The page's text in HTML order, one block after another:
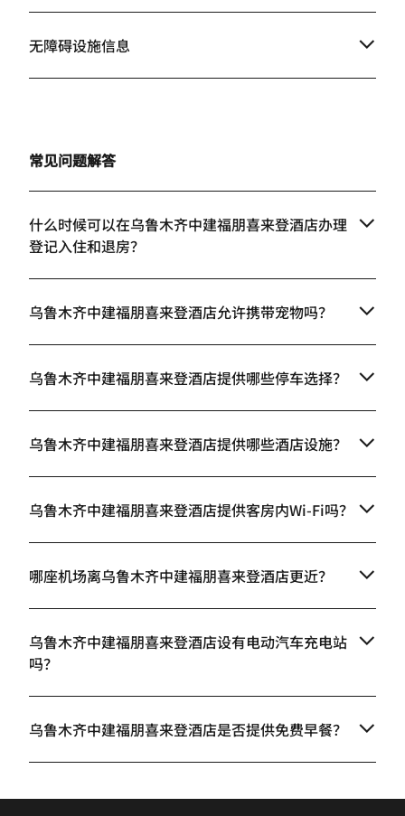
无障碍设施信息
常见问题解答
什么时候可以在乌鲁木齐中建福朋喜来登酒店办理
登记入住和退房？
乌鲁木齐中建福朋喜来登酒店允许携带宠物吗？
乌鲁木齐中建福朋喜来登酒店提供哪些停车选择？
乌鲁木齐中建福朋喜来登酒店提供哪些酒店设施？
乌鲁木齐中建福朋喜来登酒店提供客房内Wi-Fi吗？
哪座机场离乌鲁木齐中建福朋喜来登酒店更近？
乌鲁木齐中建福朋喜来登酒店设有电动汽车充电站
吗？
乌鲁木齐中建福朋喜来登酒店是否提供免费早餐？